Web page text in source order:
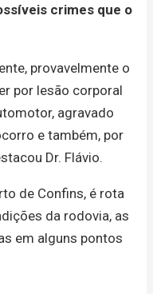
crimes que o
provavelmente o
por lesão corporal
agravado
e também, por
Dr. Flávio.
de Confins, é rota
da rodovia, as
em alguns pontos